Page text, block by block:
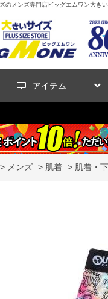
のメンズ専門店ビッグエムワン大き
アイテム
> メンズ > 肌着 > 肌着・下